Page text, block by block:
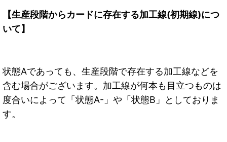
【生産段階からカードに存在する加工線(初期線)につ
いて】
状態Aであっても、生産段階で存在する加工線などを
含む場合がございます。加工線が何本も目立つものは
度合いによって「状態A-」や「状態B」としておりま
す。